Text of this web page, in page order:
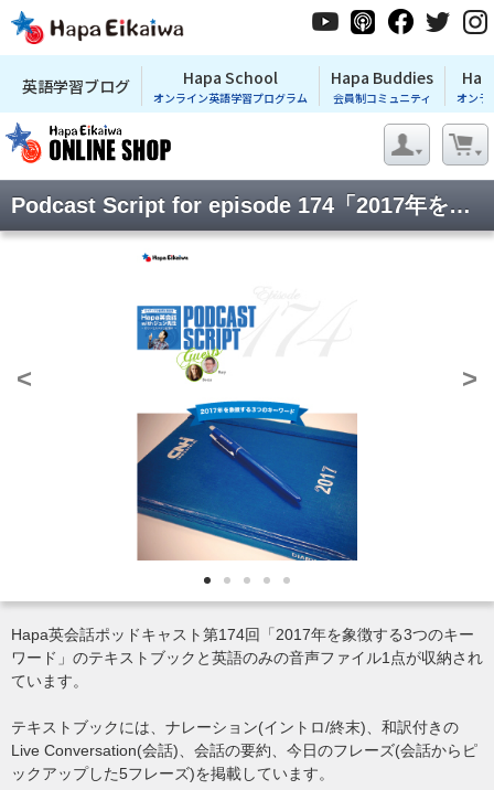
英語学習ブログ Hapa School
オンライン英語学習プログラム
Hapa Buddies
会員制コミュニティ オンラ
Podcast Script for episode 174「2017年を象徴する3つのキーワード」
< >
Hapa英会話ポッドキャスト第174回「2017年を象徴する3つのキー
ワード」のテキストブックと英語のみの音声ファイル1点が収納され
ています。
テキストブックには、ナレーション(イントロ/終末)、和訳付きの
Live Conversation(会話)、会話の要約、今日のフレーズ(会話からピ
ックアップした5フレーズ)を掲載しています。